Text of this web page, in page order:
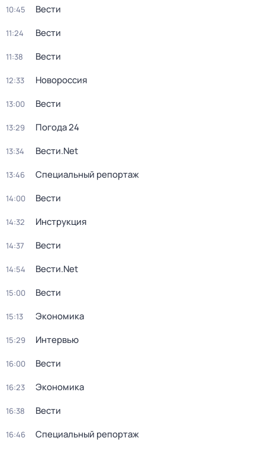
10:45 Вести
11:24 Вести
11:38 Вести
12:33 Новороссия
13:00 Вести
13:29 Погода 24
13:34 Вести.Net
13:46 Специальный репортаж
14:00 Вести
14:32 Инструкция
14:37 Вести
14:54 Вести.Net
15:00 Вести
15:13 Экономика
15:29 Интервью
16:00 Вести
16:23 Экономика
16:38 Вести
16:46 Специальный репортаж